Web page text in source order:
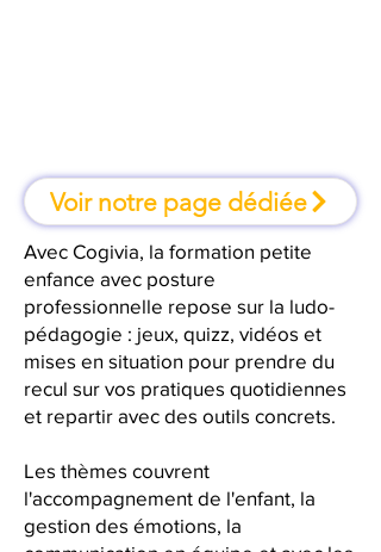
Voir notre page dédiée
Avec Cogivia, la formation petite
enfance avec posture
professionnelle repose sur la ludo-
pédagogie : jeux, quizz, vidéos et
mises en situation pour prendre du
recul sur vos pratiques quotidiennes
et repartir avec des outils concrets.
Les thèmes couvrent
l'accompagnement de l'enfant, la
gestion des émotions, la